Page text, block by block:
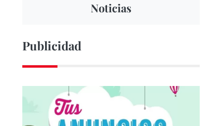
Noticias
Publicidad